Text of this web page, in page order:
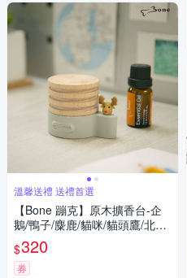
溫馨送禮 送禮首選
【Bone 蹦克】原木擴香台-企
鵝/鴨子/麋鹿/貓咪/貓頭鷹/北極
熊/薑餅人(香氛小幫手 香氛 精
油 療癒小物 溫馨送禮 送禮首
選)
$320
券